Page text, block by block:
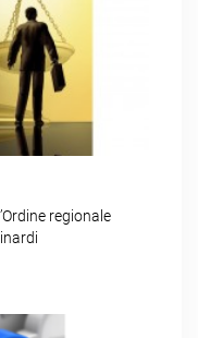
regionale